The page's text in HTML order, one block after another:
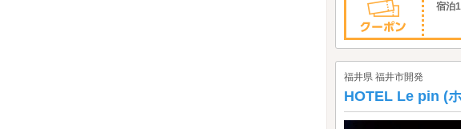
宿泊
福井県 福井市開発
HOTEL Le pin (